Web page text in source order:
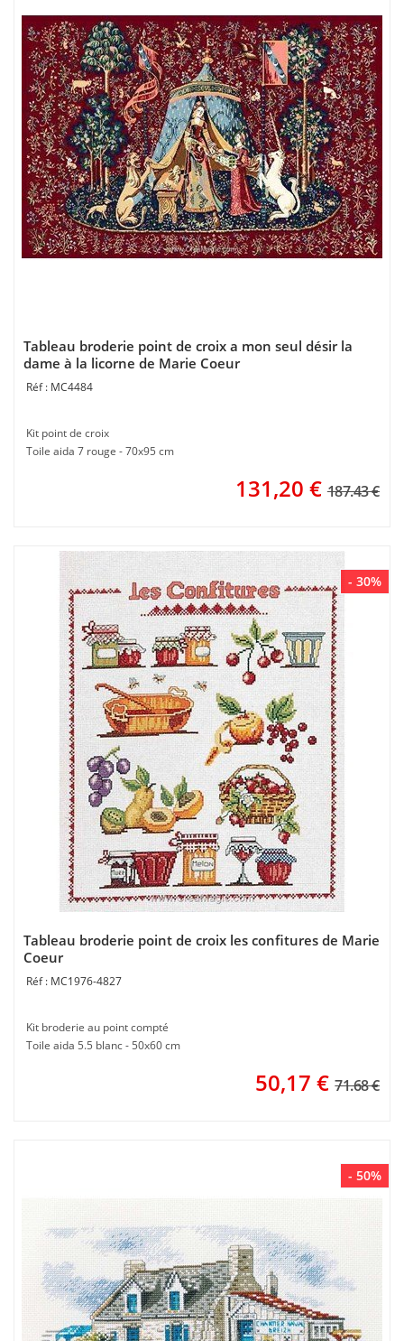
Tableau broderie point de croix a mon seul désir la
dame à la licorne de Marie Coeur
MC4484
Kit point de croix
Toile aida 7 rouge - 70x95 cm
131,20 € 187.43 €
- 30%
Tableau broderie point de croix les confitures de Marie
Coeur
MC1976-4827
Kit broderie au point compté
Toile aida 5.5 blanc - 50x60 cm
50,17 € 71.68 €
- 50%